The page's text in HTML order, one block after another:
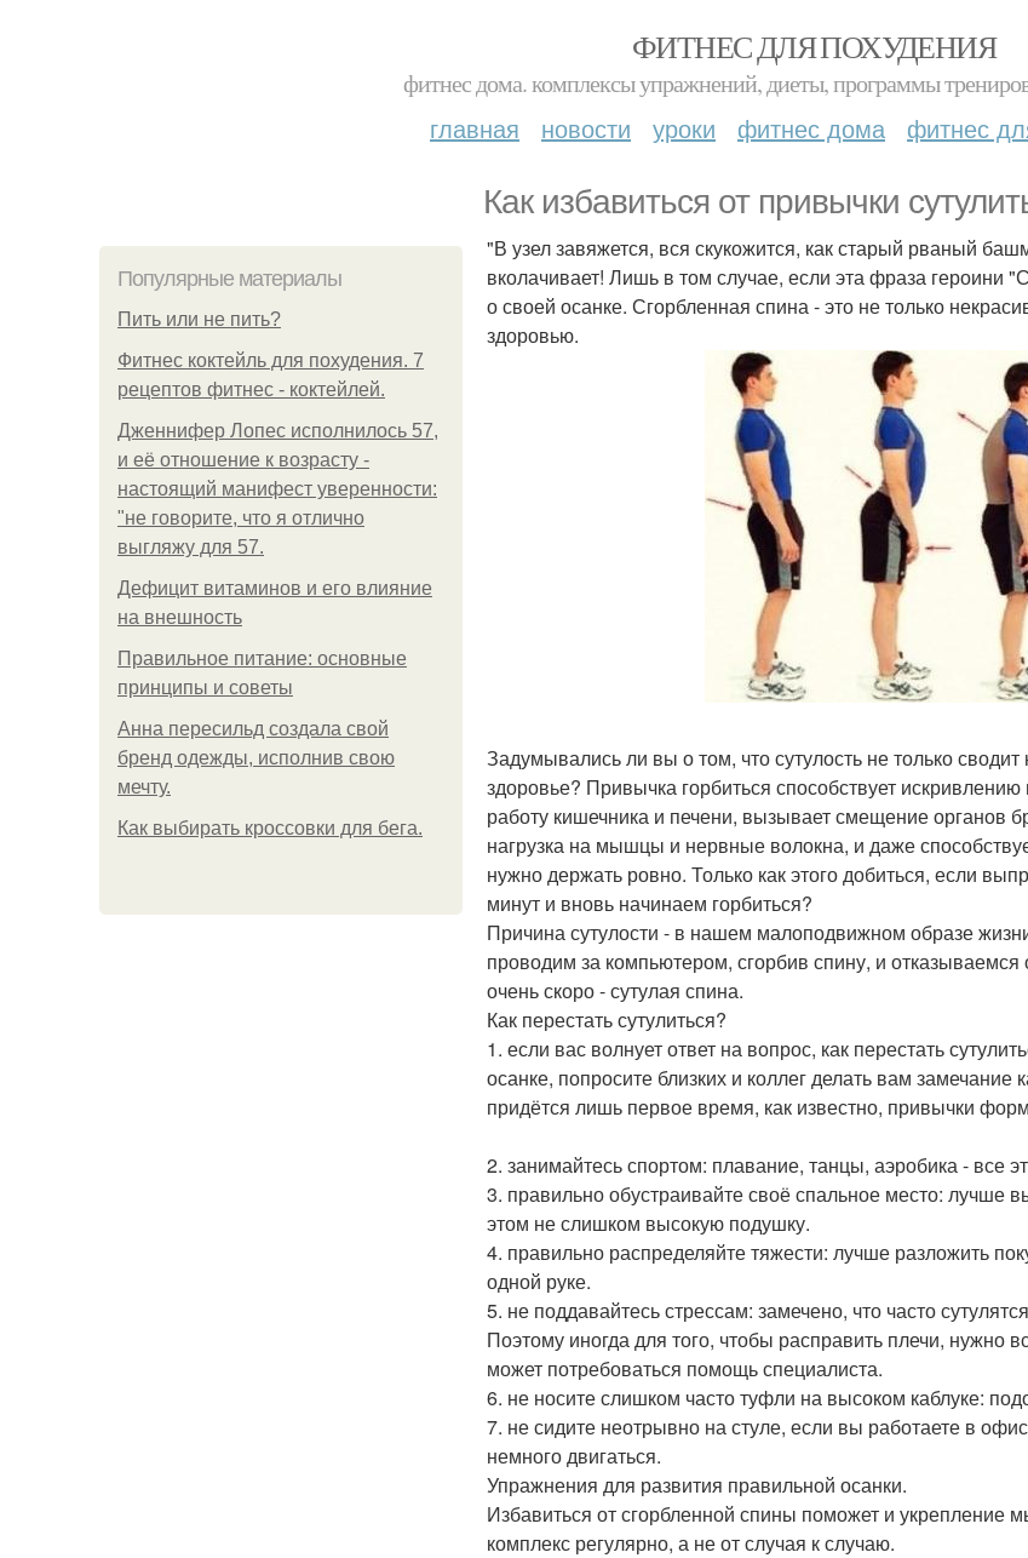
ФИТНЕС ДЛЯ ПОХУДЕНИЯ
фитнес дома. комплексы упражнений, диеты, программы
главная новости уроки фитнес дома фитнес
Кaк избaвиться от привычки
Популярные материалы
Пить или не пить?
Фитнес коктейль для похудения. 7
рецептов фитнес - коктейлей.
Дженнифер Лопес исполнилось 57,
и её отношение к возрасту -
настоящий манифест уверенности:
"не говорите, что я отлично
выгляжу для 57.
Дефицит витаминов и его влияние
на внешность
Правильное питание: основные
принципы и советы
Анна пересильд создала свой
бренд одежды, исполнив свою
мечту.
Как выбирать кроссовки для бега.
"В узел завяжется, вся скукожится, как старый рваный
вколачивает! Лишь в том случае, если эта фраза героини
о своей осанке. Сгорбленная спина - это не только
здоровью.
Задумывались ли вы о том, что сутулость не только
здоровье? Привычка горбиться способствует
работу кишечника и печени, вызывает смещение органов
нагрузка на мышцы и нервные волокна, и даже
нужно держать ровно. Только как этого добиться, если
минут и вновь начинаем горбиться?
Причина сутулости - в нашем малоподвижном образе
проводим за компьютером, сгорбив спину, и отказываемся
очень скоро - сутулая спина.
Как перестать сутулиться?
1. если вас волнует ответ на вопрос, как перестать
осанке, попросите близких и коллег делать вам
придётся лишь первое время, как известно, привычки
2. занимайтесь спортом: плавание, танцы, аэробика - все
3. правильно обустраивайте своё спальное место: лучше
этом не слишком высокую подушку.
4. правильно распределяйте тяжести: лучше разложить
одной руке.
5. не поддавайтесь стрессам: замечено, что часто
Поэтому иногда для того, чтобы расправить плечи, нужно
может потребоваться помощь специалиста.
6. не носите слишком часто туфли на высоком каблуке:
7. не сидите неотрывно на стуле, если вы работаете в
немного двигаться.
Упражнения для развития правильной осанки.
Избавиться от сгорбленной спины поможет и
комплекс регулярно, а не от случая к случаю.